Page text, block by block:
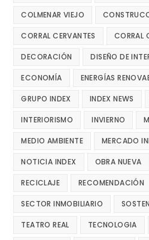
COLMENAR VIEJO
CORRAL CERVANTES CORRAL
DECORACIÓN DISEÑO DE
ECONOMÍA ENERGÍAS
GRUPO INDEX INDEX NEWS
INTERIORISMO INVIERNO
MEDIO AMBIENTE MERCADO
NOTICIA INDEX OBRA NUEVA
RECICLAJE RECOMENDACIÓN
SECTOR INMOBILIARIO
TEATRO REAL TECNOLOGIA